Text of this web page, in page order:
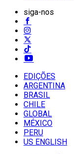
siga-nos
EDIÇÕES
ARGENTINA
BRASIL
CHILE
GLOBAL
MÉXICO
PERU
US ENGLISH